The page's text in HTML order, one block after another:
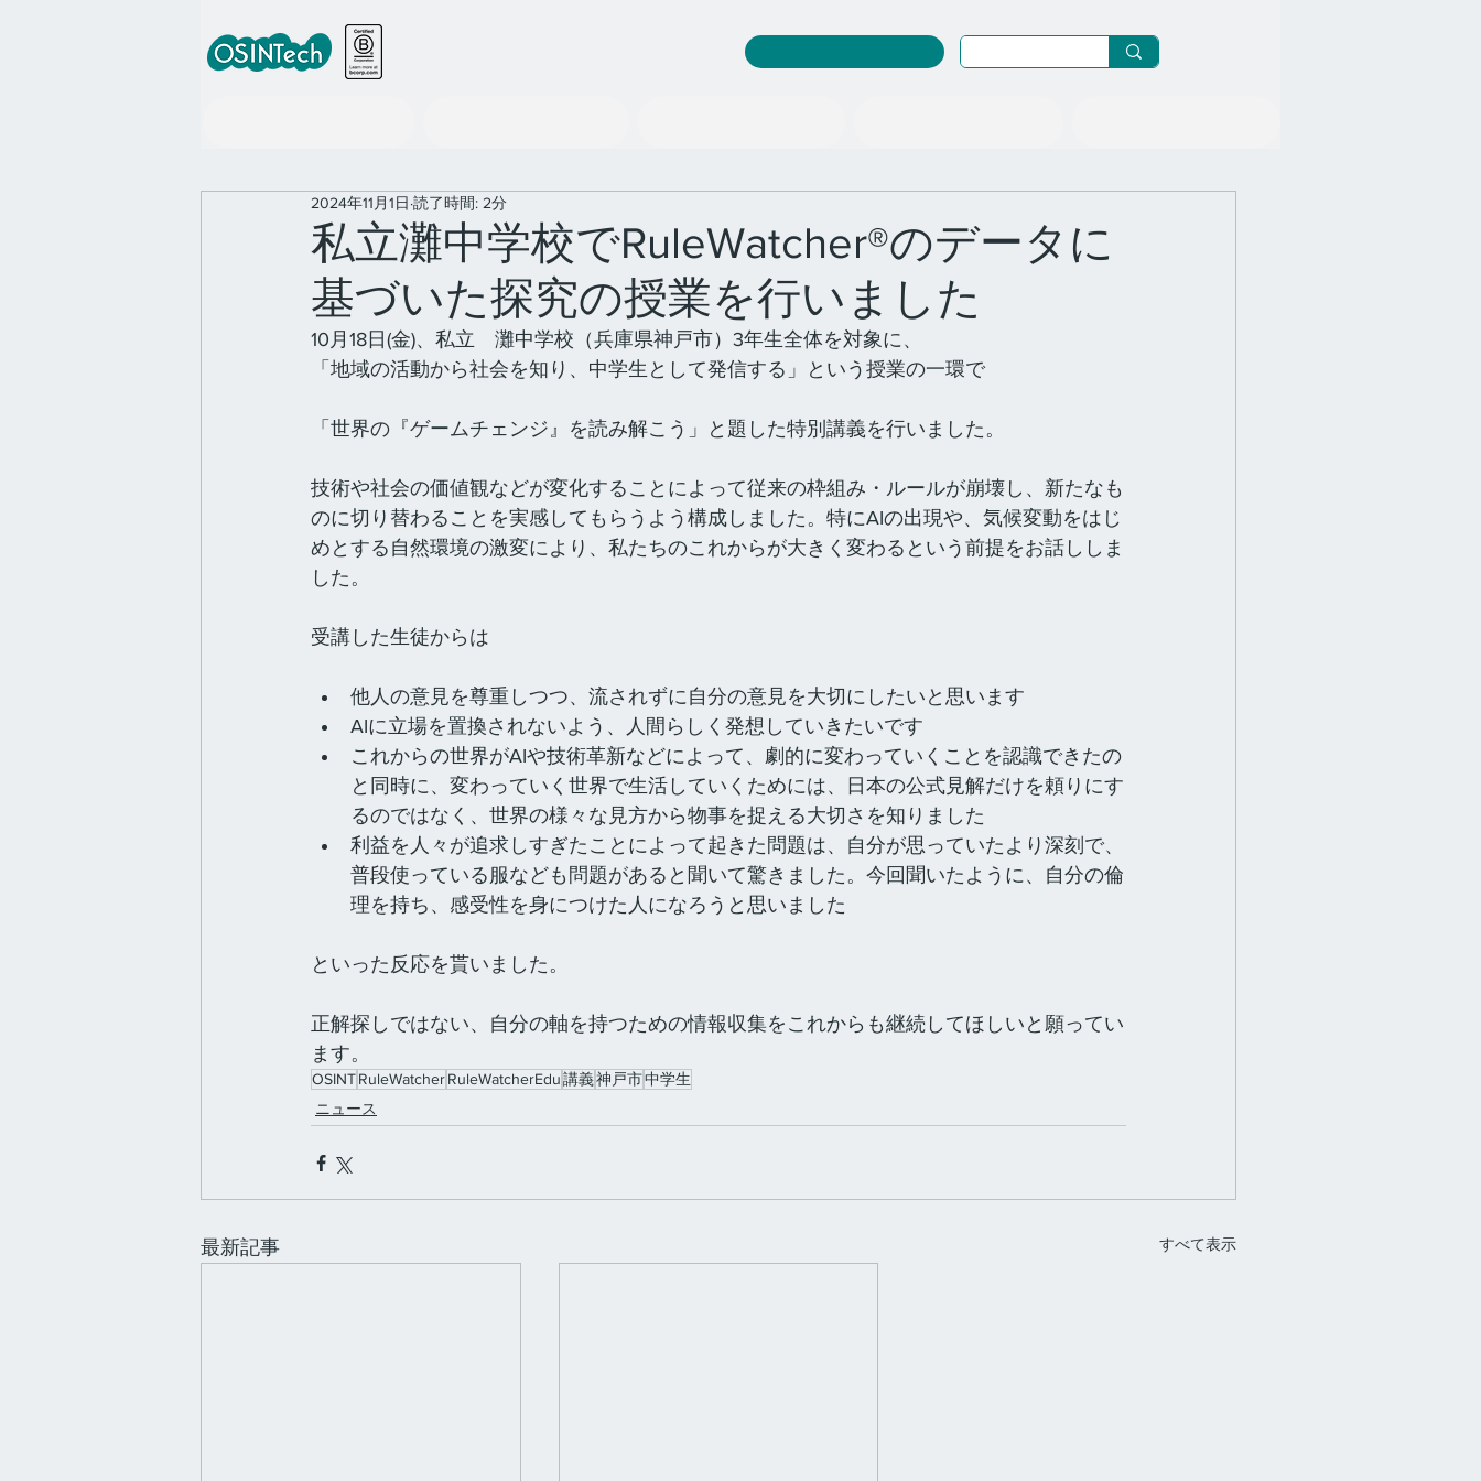
私立灘中学校でRuleWatcher®のデータに
基づいた探究の授業を行いました
2024年11月1日 読了時間: 2分
10月18日(金)、私立　灘中学校（兵庫県神戸市）3年生全体を対象に、
「地域の活動から社会を知り、中学生として発信する」という授業の一環で
「世界の『ゲームチェンジ』を読み解こう」と題した特別講義を行いました。
技術や社会の価値観などが変化することによって従来の枠組み・ルールが崩壊し、新たなも
のに切り替わることを実感してもらうよう構成しました。特にAIの出現や、気候変動をはじ
めとする自然環境の激変により、私たちのこれからが大きく変わるという前提をお話ししま
した。
受講した生徒からは
他人の意見を尊重しつつ、流されずに自分の意見を大切にしたいと思います
AIに立場を置換されないよう、人間らしく発想していきたいです
これからの世界がAIや技術革新などによって、劇的に変わっていくことを認識できたの
と同時に、変わっていく世界で生活していくためには、日本の公式見解だけを頼りにす
るのではなく、世界の様々な見方から物事を捉える大切さを知りました
利益を人々が追求しすぎたことによって起きた問題は、自分が思っていたより深刻で、
普段使っている服なども問題があると聞いて驚きました。今回聞いたように、自分の倫
理を持ち、感受性を身につけた人になろうと思いました
といった反応を貰いました。
正解探しではない、自分の軸を持つための情報収集をこれからも継続してほしいと願ってい
ます。
OSINTRuleWatcherRuleWatcherEdu講義神戸市中学生
ニュース
最新記事 すべて表示